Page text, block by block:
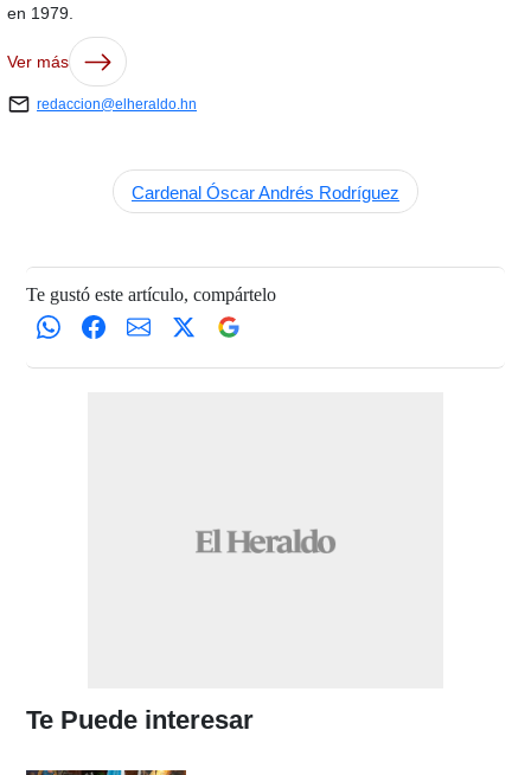
en 1979.
Ver más
redaccion@elheraldo.hn
Cardenal Óscar Andrés Rodríguez
Te gustó este artículo, compártelo
Te Puede interesar